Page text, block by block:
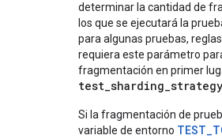
determinar la cantidad de
los que se ejecutará la
para algunas pruebas,
requiera este parámetro
fragmentación en primer
test_sharding_strategy
Si la fragmentación de
variable de entorno